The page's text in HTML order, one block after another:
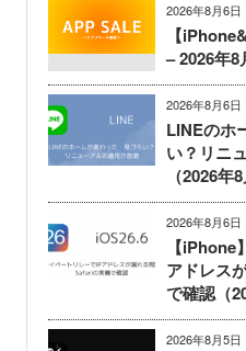
2026年8月6日
【
– 2026年8
2026年8月6日
LINEのホ
い？リニ
（2026年
2026年8月6日
【
アドレス
で確認（
2026年8月5日